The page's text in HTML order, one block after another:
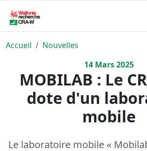
Accueil
Nouvelles
14 Mars2025
MOBILAB : Le
dote d'un
mobile
Le laboratoire mobile «